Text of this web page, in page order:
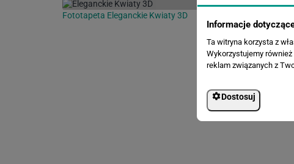
Fototapeta Eleganckie Kwiaty 3D
Informacje
Ta witryna korzysta z
Wykorzystujemy
reklam związanych z
Dostosuj